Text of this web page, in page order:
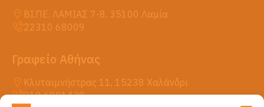
ΒΙ.ΠΕ. ΛΑΜΙΑΣ 7-8, 35100 Λαμία
22310 68009
Γραφείο Αθήνας
Κλυταιμνήστρας 11, 15238 Χαλάνδρι
210 6081438